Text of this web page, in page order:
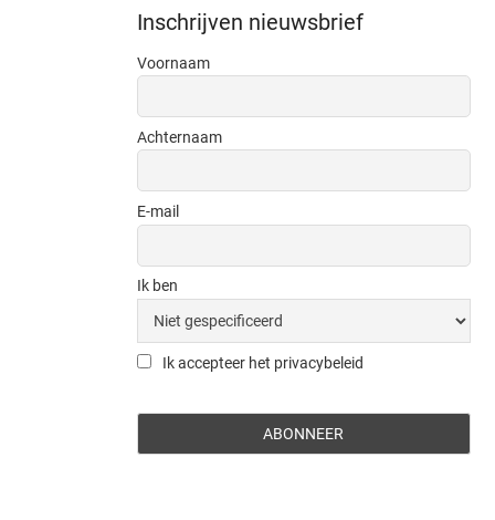
Inschrijven nieuwsbrief
Voornaam
Achternaam
E-mail
Ik ben
Ik accepteer het privacybeleid